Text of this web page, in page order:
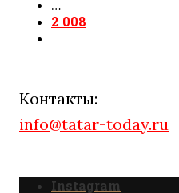
…
2 008
Контакты:
info@tatar-today.ru
Instagram